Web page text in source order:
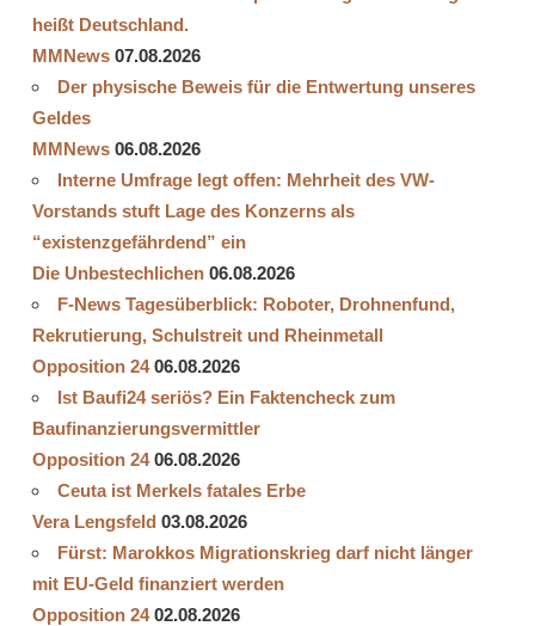
heißt Deutschland.
MMNews 07.08.2026
Der physische Beweis für die Entwertung unseres
Geldes
MMNews 06.08.2026
Interne Umfrage legt offen: Mehrheit des VW-
Vorstands stuft Lage des Konzerns als
“existenzgefährdend” ein
Die Unbestechlichen 06.08.2026
F-News Tagesüberblick: Roboter, Drohnenfund,
Rekrutierung, Schulstreit und Rheinmetall
Opposition 24 06.08.2026
Ist Baufi24 seriös? Ein Faktencheck zum
Baufinanzierungsvermittler
Opposition 24 06.08.2026
Ceuta ist Merkels fatales Erbe
Vera Lengsfeld 03.08.2026
Fürst: Marokkos Migrationskrieg darf nicht länger
mit EU-Geld finanziert werden
Opposition 24 02.08.2026